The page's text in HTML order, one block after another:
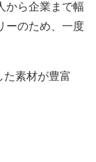
から企業まで幅
ーのため、一度
た素材が豊富